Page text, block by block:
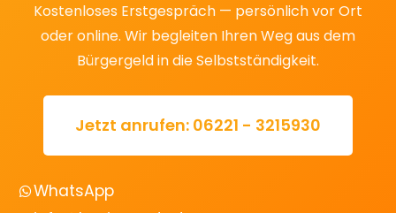
Kostenloses Erstgespräch — persönlich vor Ort
oder online. Wir begleiten Ihren Weg aus dem
Bürgergeld in die Selbstständigkeit.
Jetzt anrufen: 06221 - 3215930
WhatsApp